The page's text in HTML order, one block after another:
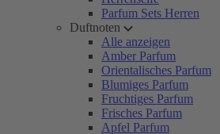
Parfum Sets Herren
Duftnoten
Alle anzeigen
Amber Parfum
Orientalisches Parfum
Blumiges Parfum
Fruchtiges Parfum
Frisches Parfum
Apfel Parfum